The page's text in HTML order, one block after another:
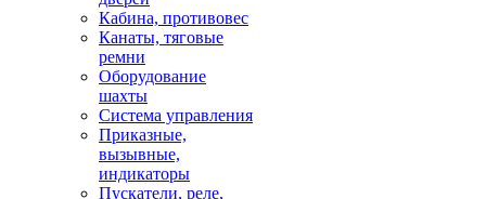
Кабина, противовес
Канаты, тяговые
ремни
Оборудование
шахты
Система управления
Приказные,
вызывные,
индикаторы
Пускатели, реле,